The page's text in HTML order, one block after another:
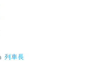
列車長